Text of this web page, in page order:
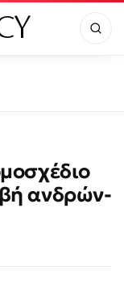
ανδρών-